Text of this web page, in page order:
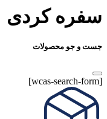
سفره کردی
جست و جو محصولات
[wcas-search-form]